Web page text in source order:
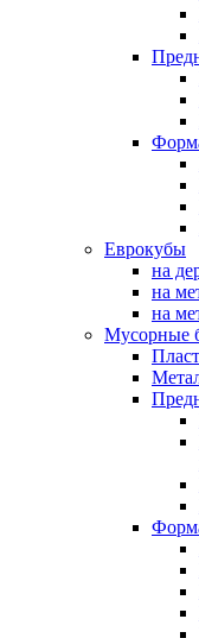
Еврокубы
на
на
на
Мусорные